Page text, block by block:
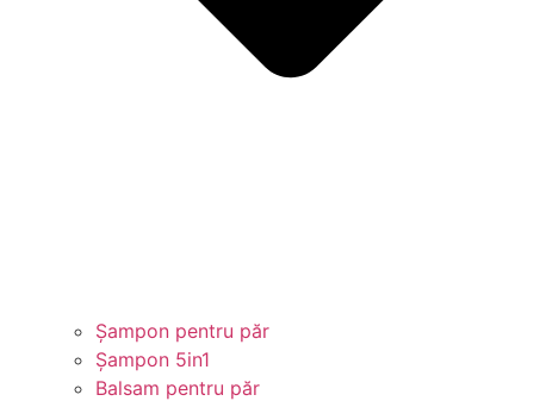
Șampon pentru păr
Șampon 5in1
Balsam pentru păr